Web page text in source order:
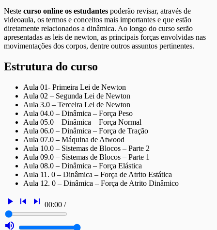
Neste curso online os estudantes poderão revisar, através de
videoaula, os termos e conceitos mais importantes e que estão
diretamente relacionados a dinâmica. Ao longo do curso serão
apresentadas as leis de newton, as principais forças envolvidas nas
movimentações dos corpos, dentre outros assuntos pertinentes.
Estrutura do curso
Aula 01- Primeira Lei de Newton
Aula 02 – Segunda Lei de Newton
Aula 3.0 – Terceira Lei de Newton
Aula 04.0 – Dinâmica – Força Peso
Aula 05.0 – Dinâmica – Força Normal
Aula 06.0 – Dinâmica – Força de Tração
Aula 07.0 – Máquina de Atwood
Aula 10.0 – Sistemas de Blocos – Parte 2
Aula 09.0 – Sistemas de Blocos – Parte 1
Aula 08.0 – Dinâmica – Força Elástica
Aula 11. 0 – Dinâmica – Força de Atrito Estática
Aula 12. 0 – Dinâmica – Força de Atrito Dinâmico
play_arrow skip_previous skip_next 00:00 /
volume_up